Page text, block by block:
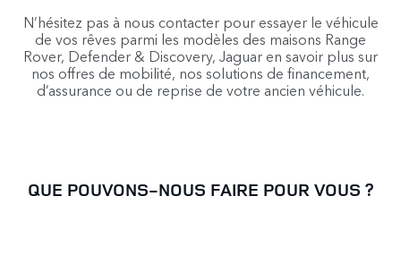
N’hésitez pas à nous contacter pour essayer le véhicule
de vos rêves parmi les modèles des maisons Range
Rover, Defender & Discovery, Jaguar en savoir plus sur
nos offres de mobilité, nos solutions de financement,
d’assurance ou de reprise de votre ancien véhicule.
QUE POUVONS-NOUS FAIRE POUR VOUS ?